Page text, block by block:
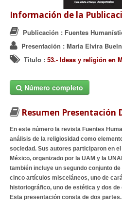
Información de la
Publicación : Fuentes
Presentación : María Elvira
Titulo : 53.- Ideas y religión en
Número completo
Resumen Presentación
En este número la revista Fuentes
análisis de la religiosidad como
sociedad. Sus autores participaron en
México, organizado por la UAM y la
también incluye un segundo conjunto
cinco artículos misceláneos, uno de
historiográfico, uno de estética y dos
Esta presentación consta de dos